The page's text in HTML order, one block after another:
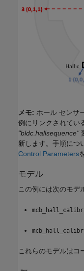
メモ: ホール センサ
例にリンクされてい
"bldc.hallsequence"
新します。手順につ
Control Parameters
モデル
この例には次のモデ
これらのモデルはコ